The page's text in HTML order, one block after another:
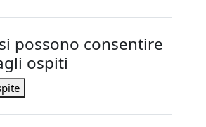
possono consentire
ospiti